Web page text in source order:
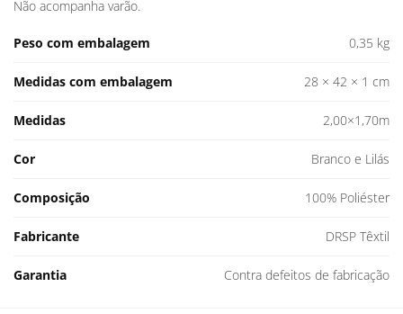
Não acompanha varão.
Peso com embalagem 0,35 kg
Medidas com embalagem 28 × 42 × 1 cm
Medidas 2,00×1,70m
Cor Branco e Lilás
Composição 100% Poliéster
Fabricante DRSP Têxtil
Garantia Contra defeitos de fabricação